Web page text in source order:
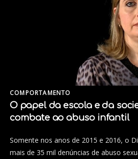
COMPORTAMENTO
O papel da escola e da
combate ao abuso infantil
Somente nos anos de 2015 e 2016, o
mais de 35 mil denúncias de abuso